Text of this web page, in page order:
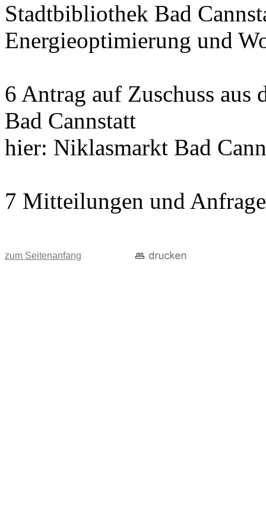
Stadtbibliothek Bad
Energieoptimierung und
6 Antrag auf Zuschuss
Bad Cannstatt
hier: Niklasmarkt Bad
7 Mitteilungen und
zum Seitenanfang